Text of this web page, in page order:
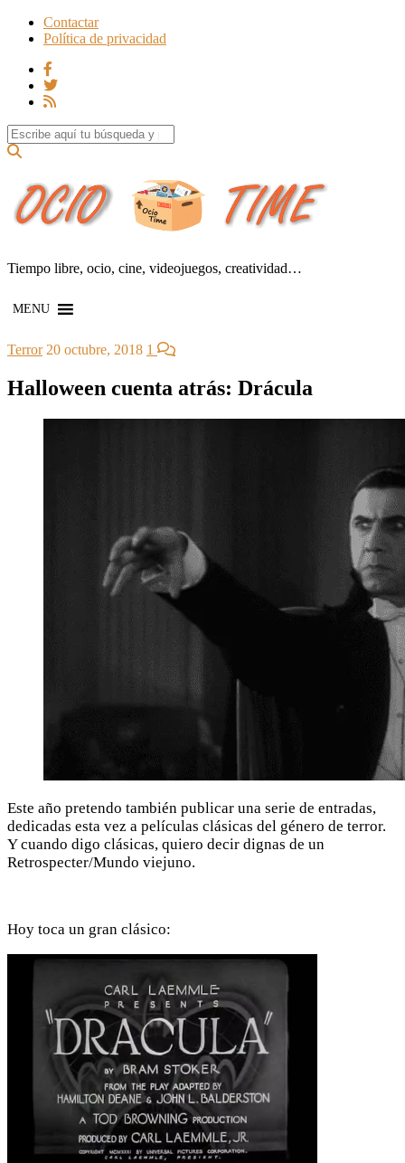
Contactar
Política de privacidad
Search for:
Tiempo libre, ocio, cine, videojuegos, creatividad…
MENU
Terror 20 octubre, 2018 1
Halloween cuenta atrás: Drácula
Este año pretendo también publicar una serie de entradas,
dedicadas esta vez a películas clásicas del género de terror.
Y cuando digo clásicas, quiero decir dignas de un
Retrospecter/Mundo viejuno.
Hoy toca un gran clásico: